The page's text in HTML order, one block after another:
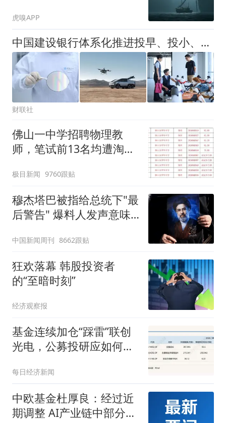
虎嗅APP
中国建设银行体系化推进投早、投小、投长期、投硬科技，全链条服务科技创新和产业创新融合发展
财联社
佛山一中学招聘物理教
师，笔试前13名均遭淘
聘，成立调查组全面核查
极目新闻 9760跟贴
穆杰塔巴被指给总统下"最
后警告" 爆料人发声意味
中国新闻周刊 8662跟贴
狂欢落幕 韩股投资者
的“至暗时刻”
经济观察报
基金连续加仓“踩雷”联创
光电，公募投研应如何识
每日经济新闻
中欧基金杜厚良：经过近
期调整 AI产业链中部分公